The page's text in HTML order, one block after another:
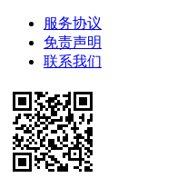
服务协议
免责声明
联系我们